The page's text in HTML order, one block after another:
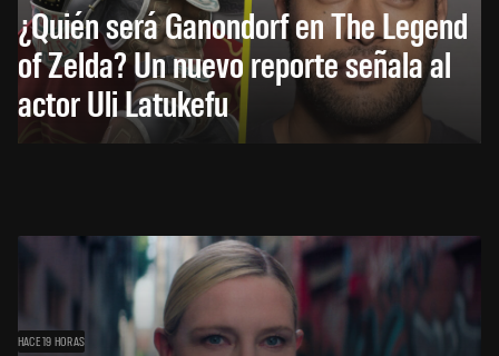
¿Quién será Ganondorf en The Legend
of Zelda? Un nuevo reporte señala al
actor Uli Latukefu
HACE 19 HORAS